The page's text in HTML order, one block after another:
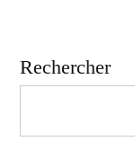
Rechercher